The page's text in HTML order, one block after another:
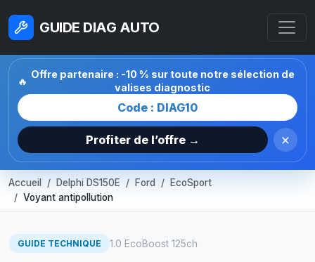
GUIDE DIAG AUTO
🔥
Offre partenaire : -10 % sur toute notre sélection de
valises diagnostic
Code : DIAG10
Profiter de l’offre → ×
Accueil Delphi DS150E Ford
EcoSport
Voyant antipollution
GUIDE TECHNIQUE 1.0 EcoBoost 125ch